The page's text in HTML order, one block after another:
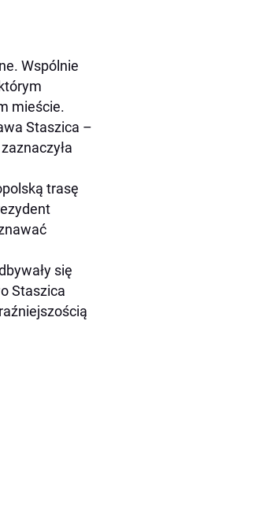
Wspólnie
mieście.
Staszica –
trasę
się
Staszica